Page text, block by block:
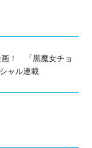
画！ 「黒魔女チョ
ャル連載